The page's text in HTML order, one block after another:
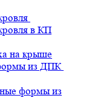
в КП
на крыше
из ДПК
формы из